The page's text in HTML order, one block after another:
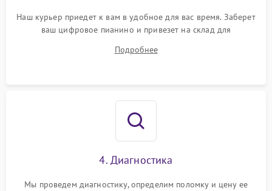
Наш курьер приедет к вам в удобное для вас время. Заберет
ваш цифровое пианино и привезет на склад для
Подробнее
4. Диагностика
Мы проведем диагностику, определим поломку и цену ее